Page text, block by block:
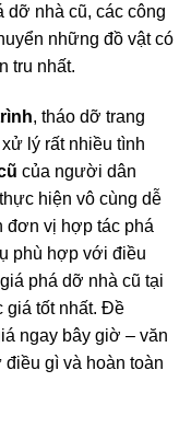
dỡ nhà cũ, các công
những đồ vật có
tru nhất.
, tháo dỡ trang
lý rất nhiều tình
của người dân
hiện vô cùng dễ
đơn vị hợp tác phá
phù hợp với điều
phá dỡ nhà cũ tại
giá tốt nhất. Đề
ngay bây giờ – văn
điều gì và hoàn toàn